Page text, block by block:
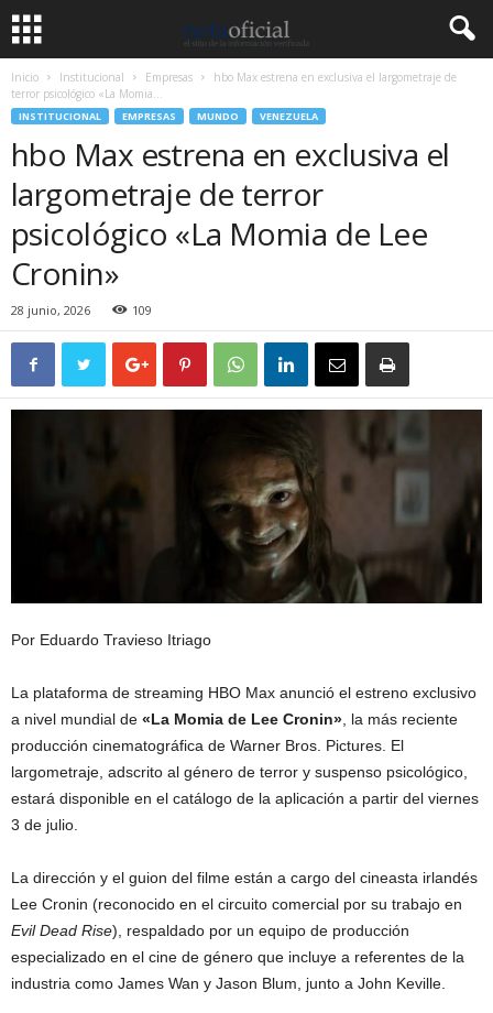
Inicio Institucional Empresas
hbo Max estrena en exclusiva el largometraje de
terror psicológico «La Momia...
INSTITUCIONAL EMPRESAS MUNDO VENEZUELA
hbo Max estrena en exclusiva el
largometraje de terror
psicológico «La Momia de Lee
Cronin»
28 junio, 2026 109
Por Eduardo Travieso Itriago
La plataforma de streaming HBO Max anunció el estreno exclusivo
a nivel mundial de «La Momia de Lee Cronin» , la más reciente
producción cinematográfica de Warner Bros. Pictures. El
largometraje, adscrito al género de terror y suspenso psicológico,
estará disponible en el catálogo de la aplicación a partir del viernes
3 de julio.
La dirección y el guion del filme están a cargo del cineasta irlandés
Lee Cronin (reconocido en el circuito comercial por su trabajo en
Evil Dead Rise), respaldado por un equipo de producción
especializado en el cine de género que incluye a referentes de la
industria como James Wan y Jason Blum, junto a John Keville.